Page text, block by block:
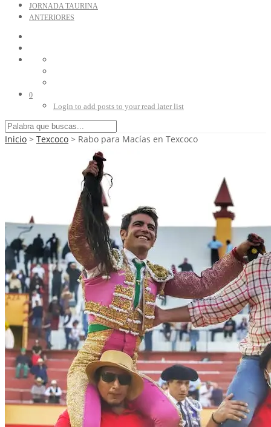
JORNADA TAURINA
ANTERIORES
0
Login to add posts to your read later list
Inicio > Texcoco > Rabo para Macías en Texcoco